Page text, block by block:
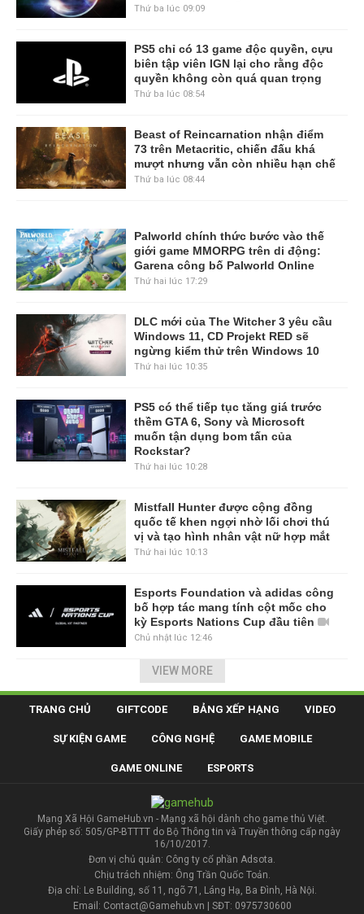
Thứ ba lúc 09:09
PS5 chỉ có 13 game độc quyền, cựu
biên tập viên IGN lại cho rằng độc
quyền không còn quá quan trọng
Thứ ba lúc 08:54
Beast of Reincarnation nhận điểm
73 trên Metacritic, chiến đấu khá
mượt nhưng vẫn còn nhiều hạn chế
Thứ ba lúc 08:44
Palworld chính thức bước vào thế
giới game MMORPG trên di động:
Garena công bố Palworld Online
Thứ hai lúc 17:29
DLC mới của The Witcher 3 yêu cầu
Windows 11, CD Projekt RED sẽ
ngừng kiểm thử trên Windows 10
Thứ hai lúc 10:35
PS5 có thể tiếp tục tăng giá trước
thềm GTA 6, Sony và Microsoft
muốn tận dụng bom tấn của
Rockstar?
Thứ hai lúc 10:28
Mistfall Hunter được cộng đồng
quốc tế khen ngợi nhờ lối chơi thú
vị và tạo hình nhân vật nữ hợp mắt
Thứ hai lúc 10:13
Esports Foundation và adidas công
bố hợp tác mang tính cột mốc cho
kỳ Esports Nations Cup đầu tiên
Chủ nhật lúc 12:46
VIEW MORE
TRANG CHỦ GIFTCODE BẢNG XẾP HẠNG VIDEO
SỰ KIỆN GAME CÔNG NGHỆ GAME MOBILE
GAME ONLINE ESPORTS
Mạng Xã Hội GameHub.vn - Mạng xã hội dành cho game thủ Việt.
Giấy phép số: 505/GP-BTTTT do Bộ Thông tin và Truyền thông cấp ngày
16/10/2017.
Đơn vị chủ quản: Công ty cổ phần Adsota.
Chịu trách nhiệm: Ông Trần Quốc Toản.
Địa chỉ: Le Building, số 11, ngõ 71, Láng Hạ, Ba Đình, Hà Nội.
Email: Contact@Gamehub.vn | SĐT: 0975730600